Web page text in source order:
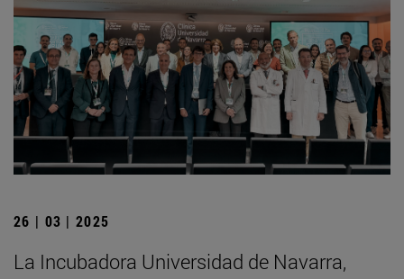
26 | 03 | 2025
La Incubadora Universidad de Navarra,